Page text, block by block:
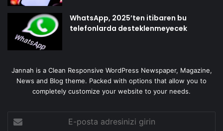
WhatsApp, 2025’ten itibaren bu
telefonlarda desteklenmeyecek
Jannah is a Clean Responsive WordPress Newspaper, Magazine,
News and Blog theme. Packed with options that allow you to
completely customize your website to your needs.
posta